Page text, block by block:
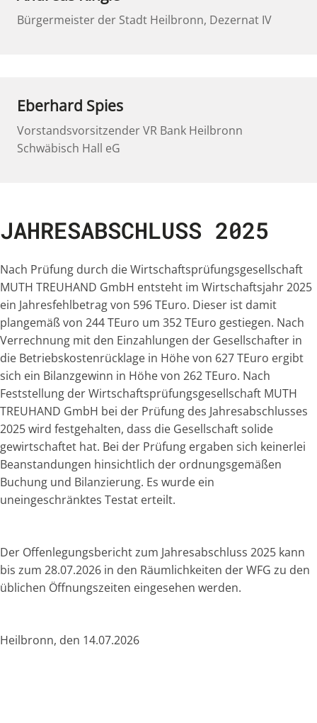
Bürgermeister der Stadt Heilbronn, Dezernat IV
Eberhard Spies
Vorstandsvorsitzender VR Bank Heilbronn
Schwäbisch Hall eG
JAHRESABSCHLUSS 2025
Nach Prüfung durch die Wirtschaftsprüfungsgesellschaft
MUTH TREUHAND GmbH entsteht im Wirtschaftsjahr 2025
ein Jahresfehlbetrag von 596 TEuro. Dieser ist damit
plangemäß von 244 TEuro um 352 TEuro gestiegen. Nach
Verrechnung mit den Einzahlungen der Gesellschafter in
die Betriebskostenrücklage in Höhe von 627 TEuro ergibt
sich ein Bilanzgewinn in Höhe von 262 TEuro. Nach
Feststellung der Wirtschaftsprüfungsgesellschaft MUTH
TREUHAND GmbH bei der Prüfung des Jahresabschlusses
2025 wird festgehalten, dass die Gesellschaft solide
gewirtschaftet hat. Bei der Prüfung ergaben sich keinerlei
Beanstandungen hinsichtlich der ordnungsgemäßen
Buchung und Bilanzierung. Es wurde ein
uneingeschränktes Testat erteilt.
Der Offenlegungsbericht zum Jahresabschluss 2025 kann
bis zum 28.07.2026 in den Räumlichkeiten der WFG zu den
üblichen Öffnungszeiten eingesehen werden.
Heilbronn, den 14.07.2026